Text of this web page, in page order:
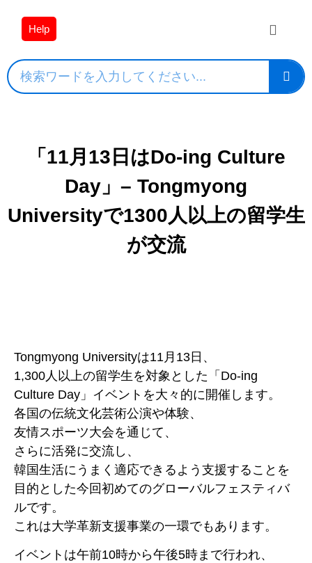
Help
「11月13日はDo-ing Culture
Day」– Tongmyong
Universityで1300人以上の留学生
が交流
Tongmyong Universityは11月13日、
1,300人以上の留学生を対象とした「Do-ing
Culture Day」イベントを大々的に開催します。
各国の伝統文化芸術公演や体験、
友情スポーツ大会を通じて、
さらに活発に交流し、
韓国生活にうまく適応できるよう支援することを
目的とした今回初めてのグローバルフェスティバ
ルです。
これは大学革新支援事業の一環でもあります。
イベントは午前10時から午後5時まで行われ、